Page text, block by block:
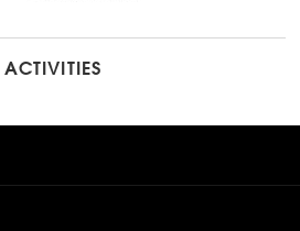
ACTIVITIES